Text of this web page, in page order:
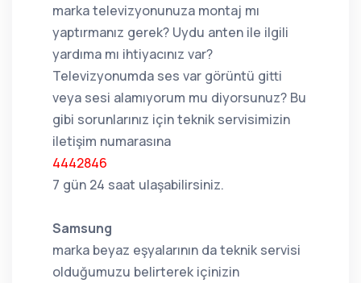
marka televizyonunuza montaj mı
yaptırmanız gerek? Uydu anten ile ilgili
yardıma mı ihtiyacınız var?
Televizyonumda ses var görüntü gitti
veya sesi alamıyorum mu diyorsunuz? Bu
gibi sorunlarınız için teknik servisimizin
iletişim numarasına
4442846
7 gün 24 saat ulaşabilirsiniz.
Samsung
marka beyaz eşyalarının da teknik servisi
olduğumuzu belirterek içinizin